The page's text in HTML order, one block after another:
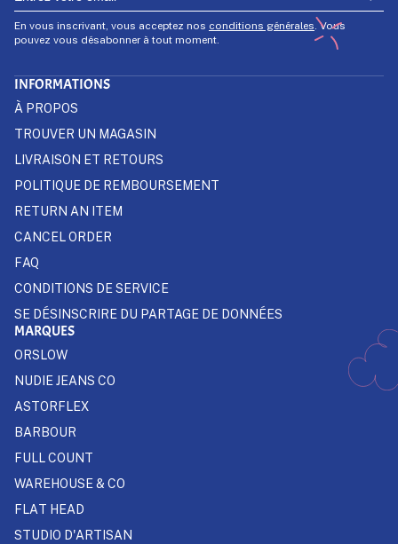
En vous inscrivant, vous acceptez nos conditions générales . Vous
pouvez vous désabonner à tout moment.
INFORMATIONS
À PROPOS
TROUVER UN MAGASIN
LIVRAISON ET RETOURS
POLITIQUE DE REMBOURSEMENT
RETURN AN ITEM
CANCEL ORDER
FAQ
CONDITIONS DE SERVICE
SE DÉSINSCRIRE DU PARTAGE DE DONNÉES
MARQUES
ORSLOW
NUDIE JEANS CO
ASTORFLEX
BARBOUR
FULL COUNT
WAREHOUSE & CO
FLAT HEAD
STUDIO D'ARTISAN